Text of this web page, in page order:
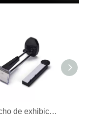
Gancho de exhibición antirrobo